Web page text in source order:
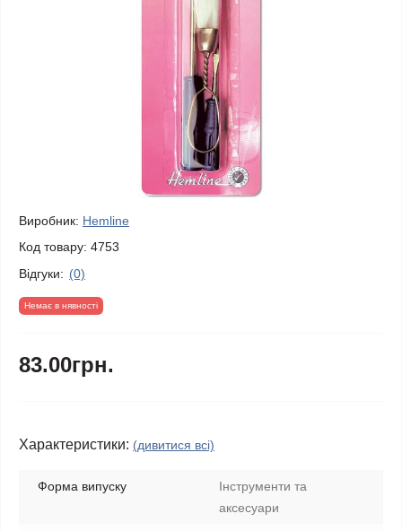
Виробник: Hemline
Код товару: 4753
Відгуки: (0)
Немає в нявності
83.00грн.
Характеристики: (дивитися всі)
Форма випуску
Інструменти та
аксесуари